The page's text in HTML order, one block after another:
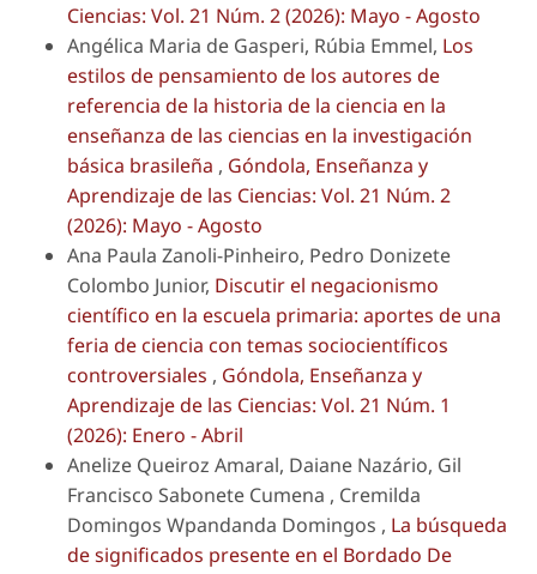
Ciencias: Vol. 21 Núm. 2 (2026): Mayo - Agosto
Angélica Maria de Gasperi, Rúbia Emmel, Los
estilos de pensamiento de los autores de
referencia de la historia de la ciencia en la
enseñanza de las ciencias en la investigación
básica brasileña , Góndola, Enseñanza y
Aprendizaje de las Ciencias: Vol. 21 Núm. 2
(2026): Mayo - Agosto
Ana Paula Zanoli-Pinheiro, Pedro Donizete
Colombo Junior, Discutir el negacionismo
científico en la escuela primaria: aportes de una
feria de ciencia con temas sociocientíficos
controversiales , Góndola, Enseñanza y
Aprendizaje de las Ciencias: Vol. 21 Núm. 1
(2026): Enero - Abril
Anelize Queiroz Amaral, Daiane Nazário, Gil
Francisco Sabonete Cumena , Cremilda
Domingos Wpandanda Domingos , La búsqueda
de significados presente en el Bordado De